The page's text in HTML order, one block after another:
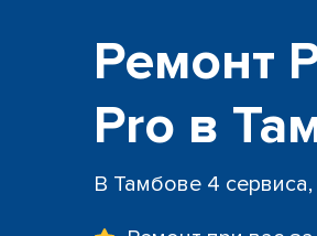
Ремонт
Pro в
В Тамбове 4